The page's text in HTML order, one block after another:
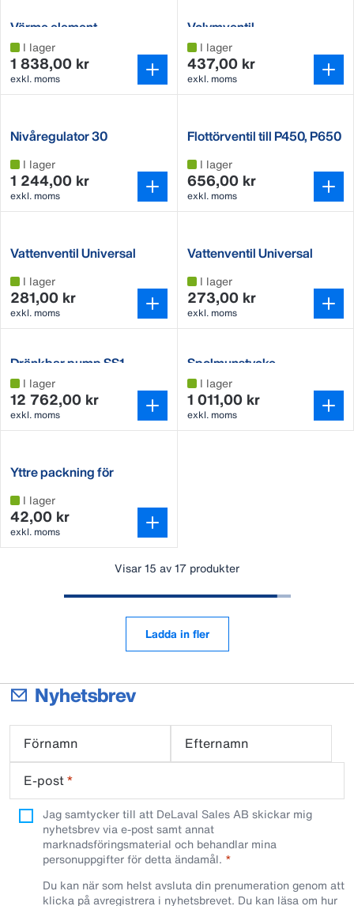
Värme element
I lager
1 838,00 kr
exkl. moms
Volymventil
I lager
437,00 kr
exkl. moms
Nivåregulator 30
I lager
1 244,00 kr
exkl. moms
Flottörventil till P450, P650
I lager
656,00 kr
exkl. moms
Vattenventil Universal
I lager
281,00 kr
exkl. moms
Vattenventil Universal
I lager
273,00 kr
exkl. moms
Dränkbar pump SS1
I lager
12 762,00 kr
exkl. moms
Spolmunstycke
I lager
1 011,00 kr
exkl. moms
Yttre packning för
I lager
42,00 kr
exkl. moms
Visar 15 av 17 produkter
Ladda in fler
Nyhetsbrev
Förnamn
Efternamn
E-post*
Jag samtycker till att DeLaval Sales AB skickar mig
nyhetsbrev via e-post samt annat
marknadsföringsmaterial och behandlar mina
personuppgifter för detta ändamål.
Du kan när som helst avsluta din prenumeration genom att
klicka på avregistrera i nyhetsbrevet. Du kan läsa om hur